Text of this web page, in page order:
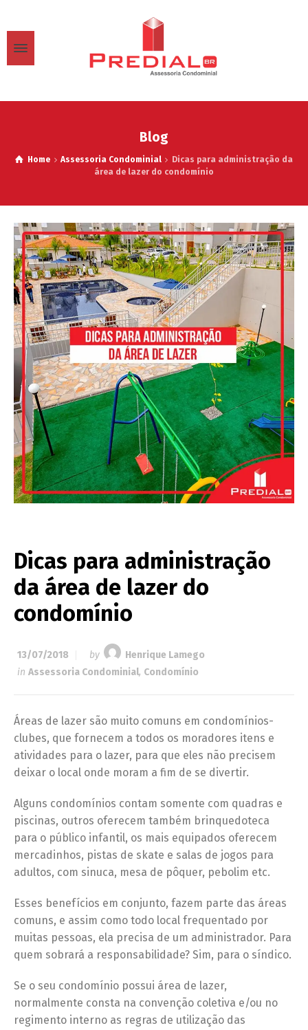
Blog
Home Assessoria Condominial
Dicas para administração da
área de lazer do condomínio
Dicas para administração
da área de lazer do
condomínio
13/07/2018 by
Henrique Lamego
in Assessoria Condominial, Condomínio
Áreas de lazer são muito comuns em condomínios-
clubes, que fornecem a todos os moradores itens e
atividades para o lazer, para que eles não precisem
deixar o local onde moram a fim de se divertir.
Alguns condomínios contam somente com quadras e
piscinas, outros oferecem também brinquedoteca
para o público infantil, os mais equipados oferecem
mercadinhos, pistas de skate e salas de jogos para
adultos, com sinuca, mesa de pôquer, pebolim etc.
Esses benefícios em conjunto, fazem parte das áreas
comuns, e assim como todo local frequentado por
muitas pessoas, ela precisa de um administrador. Para
quem sobrará a responsabilidade? Sim, para o síndico.
Se o seu condomínio possui área de lazer,
normalmente consta na convenção coletiva e/ou no
regimento interno as regras de utilização das